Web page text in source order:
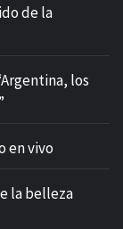
de la
los
en vivo
la belleza